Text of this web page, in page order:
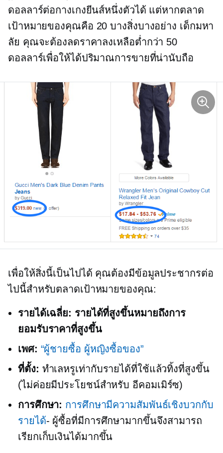
ดอลลาร์ต่อกางเกงยีนส์หนึ่งตัวได้ แต่หากตลาด
เป้าหมายของคุณคือ 20 บางสิ่งบางอย่าง เด็กมหา
ลัย คุณจะต้องลดราคาลงเหลือต่ำกว่า 50
ดอลลาร์เพื่อให้ได้ปริมาณการขายที่น่านับถือ
เพื่อให้สิ่งนี้เป็นไปได้ คุณต้องมีข้อมูลประชากรต่อ
ไปนี้สำหรับตลาดเป้าหมายของคุณ:
รายได้เฉลี่ย: รายได้ที่สูงขึ้นหมายถึงการ
ยอมรับราคาที่สูงขึ้น
เพศ: “ผู้ชายซื้อ ผู้หญิงซื้อของ”
ที่ตั้ง: ทำเลหรูเท่ากับรายได้ที่ใช้แล้วทิ้งที่สูงขึ้น
(ไม่ค่อยมีประโยชน์สำหรับ อีคอมเมิร์ซ)
การศึกษา: การศึกษามีความสัมพันธ์เชิงบวกกับ
รายได้- ผู้ซื้อที่มีการศึกษามากขึ้นจึงสามารถ
เรียกเก็บเงินได้มากขึ้น